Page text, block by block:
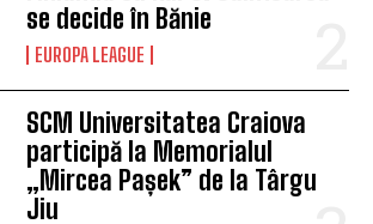
se decide în Bănie
EUROPA LEAGUE
SCM Universitatea Craiova
participă la Memorialul
„Mircea Pașek” de la Târgu
Jiu